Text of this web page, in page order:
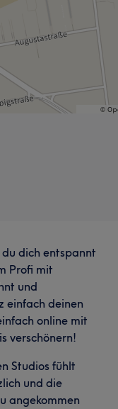
dich entspannt
Profi mit
und
einfach deinen
online mit
verschönern!
Studios fühlt
und die
angekommen